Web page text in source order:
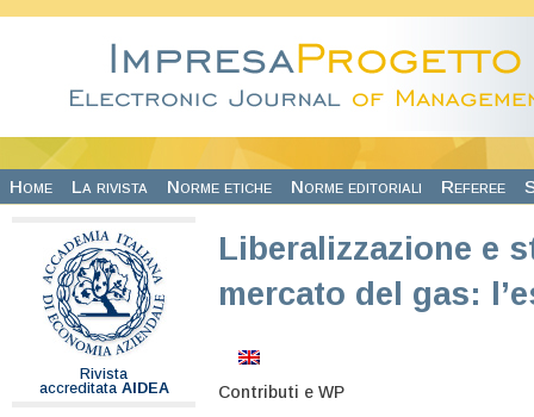
Home La rivista Norme etiche Norme editoriali Referee
Rivista
accreditata AIDEA
Liberalizzazione e
mercato del gas:
Contributi e WP